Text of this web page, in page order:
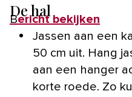
De hal
Bericht bekijken
Jassen aan een
50 cm uit. Hang
aan een hanger
korte roede. Zo